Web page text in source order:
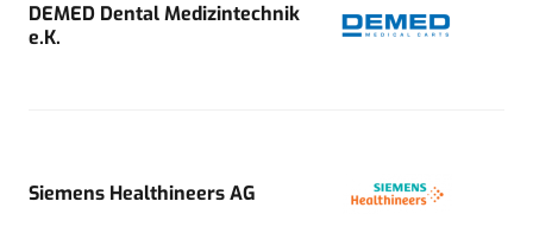
DEMED Dental Medizintechnik
e.K.
Siemens Healthineers AG